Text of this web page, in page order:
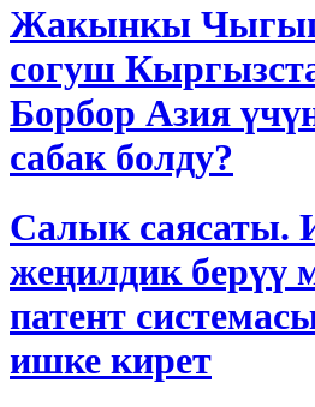
Жакынкы
согуш
Борбор Азия
сабак болду?
Салык саясаты.
жеңилдик берүү
патент
ишке кирет